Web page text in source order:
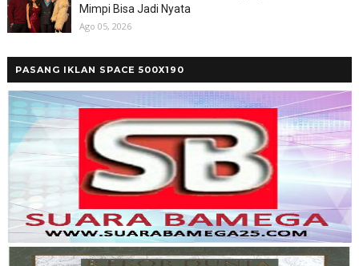
Mimpi Bisa Jadi Nyata
Ago 05, 2026
PASANG IKLAN SPACE 500X190